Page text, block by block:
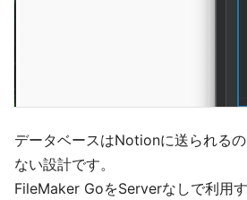
データベースはNotionに送られる
ない設計です。
FileMaker GoをServerなしで利用